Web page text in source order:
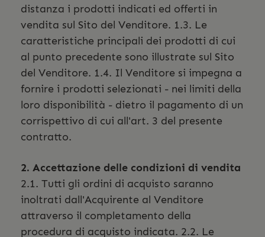
distanza i prodotti indicati ed offerti in
vendita sul Sito del Venditore. 1.3. Le
caratteristiche principali dei prodotti di cui
al punto precedente sono illustrate sul Sito
del Venditore. 1.4. Il Venditore si impegna a
fornire i prodotti selezionati - nei limiti della
loro disponibilità - dietro il pagamento di un
corrispettivo di cui all'art. 3 del presente
contratto.
2. Accettazione delle condizioni di vendita
2.1. Tutti gli ordini di acquisto saranno
inoltrati dall'Acquirente al Venditore
attraverso il completamento della
procedura di acquisto indicata. 2.2. Le